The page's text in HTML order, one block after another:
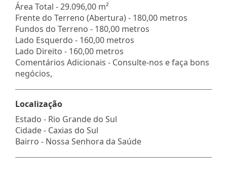
Área Total - 29.096,00 m²
Frente do Terreno (Abertura) - 180,00 metros
Fundos do Terreno - 180,00 metros
Lado Esquerdo - 160,00 metros
Lado Direito - 160,00 metros
Comentários Adicionais - Consulte-nos e faça bons
negócios,
Localização
Estado - Rio Grande do Sul
Cidade - Caxias do Sul
Bairro - Nossa Senhora da Saúde